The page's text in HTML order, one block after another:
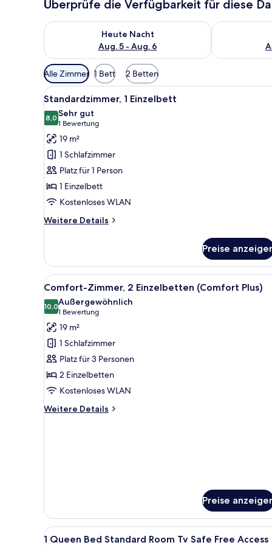
Überprüfe die Verfügbarkeit für diese
Heute Nacht
Aug. 5 - Aug. 6
Überprüfe die Verfügbarkeit für heute Nacht, Aug. 5
Überprüfe
Verfügbare
Filter
für
Zimmer
Alle Zimmer 1 Bett 2 Betten
Alle
Fotos
für
Standardzimmer,
1 Einzelbett
anzeigen
Ein Hotelzimmer mit Bett,
3
Standardzimmer, 1 Einzelbett
8,08,0 von 10
Sehr gut
1 Bewertung
(1
Bewertung)
19 m²
1 Schlafzimmer
Platz für 1 Person
1 Einzelbett
Kostenloses WLAN
Weitere Details
Weitere
1 Einzelbett
Preise
Alle
Fotos
für
Comfort-
Zimmer,
2 Einzelbetten
(Comfort
Plus)
anzeigen
Ein Hotelzimmer mit einem
4
Comfort-Zimmer, 2 Einzelbetten (Comfort Plus)
10,010,0 von 10
Außergewöhnlich
1 Bewertung
(1
Bewertung)
19 m²
1 Schlafzimmer
Platz für 3 Personen
2 Einzelbetten
Kostenloses WLAN
Weitere Details
Weitere
Preise
Alle
Allergikerbettwaren,
3
1 Queen Bed Standard Room Tv Safe Free Access